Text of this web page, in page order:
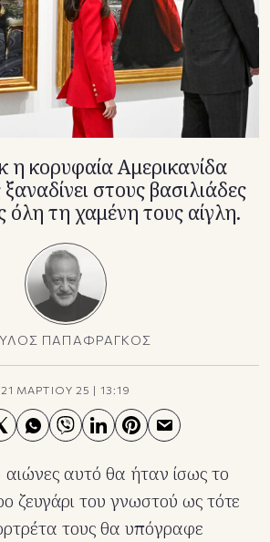
η κορυφαία Αμερικανίδα
στους βασιλιάδες
όλη τη χαμένη τους αίγλη.
ΠΑΠΑΦΡΑΓΚΟΣ
21 ΜΑΡΤΙΟΥ 25 | 13:19
αιώνες αυτό θα ήταν ίσως το
ζευγάρι του γνωστού ως τότε
τους θα υπόγραφε